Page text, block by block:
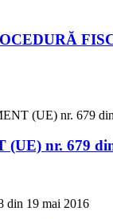
nr. 679